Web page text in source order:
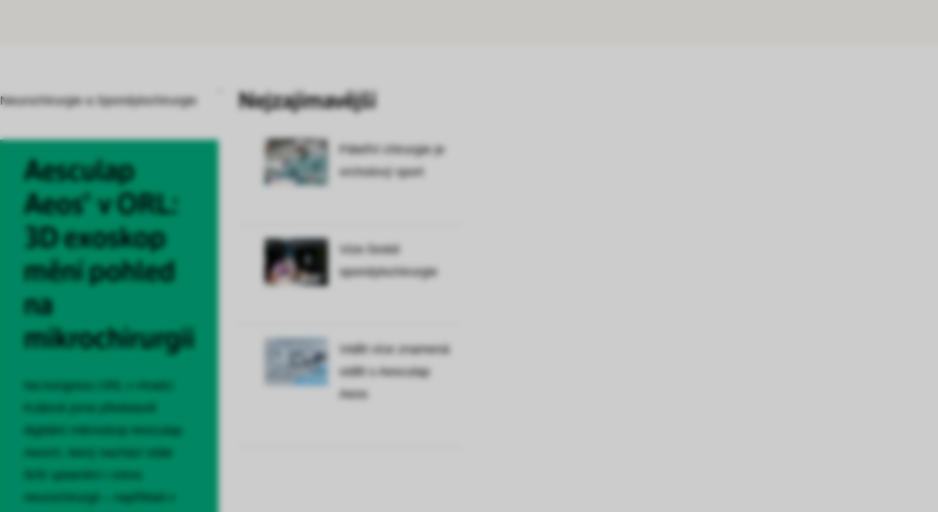
Neurochirurgie a Spondylochirurgie
Aesculap
Aeos® v ORL:
3D exoskop
mění pohled
na
mikrochirurgii
Na kongresu ORL v Hradci
digitální mikroskop Aesculap
Aeos®, který nachází stále
širší uplatnění i mimo
neurochirurgii – například v
Nejzajímavější
Páteřní chirurgie je
vrcholový sport
Vize české
spondylochirurgie
Vidět více znamená
vidět s Aesculap
Aeos